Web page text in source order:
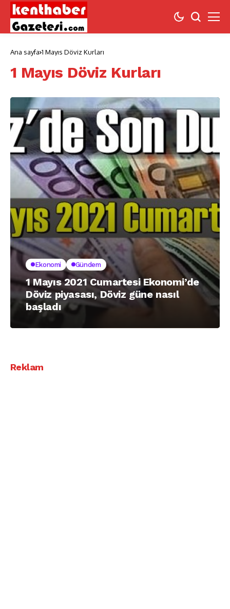
Ana sayfa 1 Mayıs Döviz Kurları
1 Mayıs Döviz Kurları
Ekonomi Gündem
1 Mayıs 2021 Cumartesi Ekonomi’de
Döviz piyasası, Döviz güne nasıl
başladı
Reklam